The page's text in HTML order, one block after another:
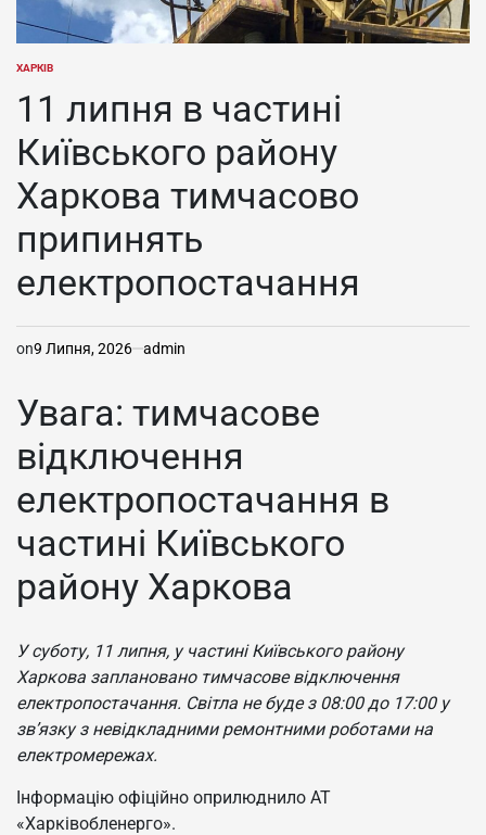
ОПУБЛІКУВАТИ
ХАРКІВ
11 липня в частині
Київського району
Харкова тимчасово
припинять
електропостачання
on9 Липня, 2026 admin
Увага: тимчасове
відключення
електропостачання в
частині Київського
району Харкова
У суботу, 11 липня, у частині Київського району
Харкова заплановано тимчасове відключення
електропостачання. Світла не буде з 08:00 до 17:00 у
зв’язку з невідкладними ремонтними роботами на
електромережах.
Інформацію офіційно оприлюднило АТ
«Харківобленерго».